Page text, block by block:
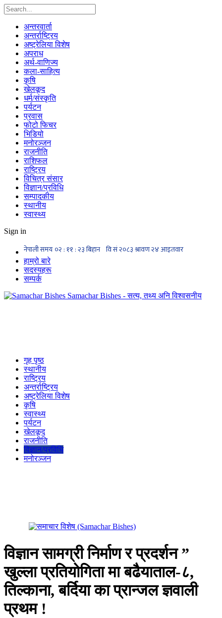
अन्तरवार्ता
अन्तर्राष्ट्रिय
अष्ट्रेलिया विशेष
अपराध
अर्थ-वाणिज्य
कला-साहित्य
कृषि
खेलकूद
धर्म/संस्कृति
पर्यटन
प्रवास
फोटो फिचर
भिडियो
मनोरञ्जन
राजनीति
राशिफल
राष्ट्रिय
विचित्र संसार
विज्ञान/प्रविधि
सम्पादकीय
स्थानीय
स्वास्थ्य
Sign in
हाम्रो बारे
सदस्यहरू
सम्पर्क
Samachar Bishes - सत्य, तथ्य अनि विश्वसनीय
गृह पृष्ठ
स्थानीय
राष्ट्रिय
अन्तर्राष्ट्रिय
अष्ट्रेलिया विशेष
कृषि
स्वास्थ्य
पर्यटन
खेलकूद
राजनीति
विज्ञान/प्रविधि
मनोरञ्जन
विज्ञान सामग्री निर्माण र प्रदर्शन ”
खुल्ला प्रतियोगिता मा बढैयाताल-८,
तिल्काना, बर्दिया का प्रान्जल ज्ञवाली
प्रथम !